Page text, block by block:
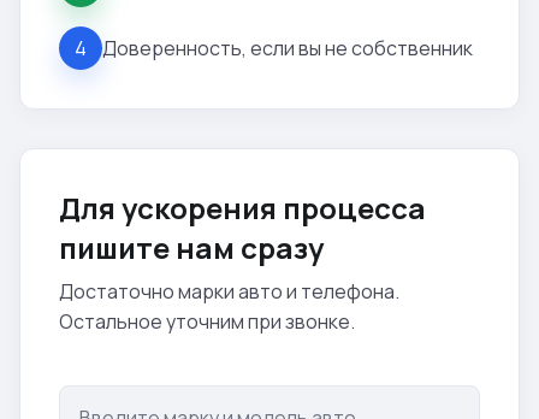
4 Доверенность, если вы не собственник
Для ускорения процесса
пишите нам сразу
Достаточно марки авто и телефона.
Остальное уточним при звонке.